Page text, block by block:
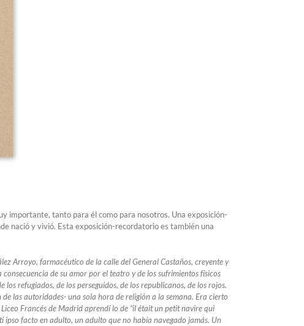
importante, tanto para él como para nosotros. Una exposición-
nació y vivió. Esta exposición-recordatorio es también una
Arroyo, farmacéutico de la calle del General Castaños, creyente y
de su amor por el teatro y de los sufrimientos físicos
refugiados, de los perseguidos, de los republicanos, de los rojos.
las autoridades- una sola hora de religión a la semana. Era cierto
Francés de Madrid aprendí lo de “il était un petit navire qui
ipso facto en adulto, un adulto que no había navegado jamás. Un